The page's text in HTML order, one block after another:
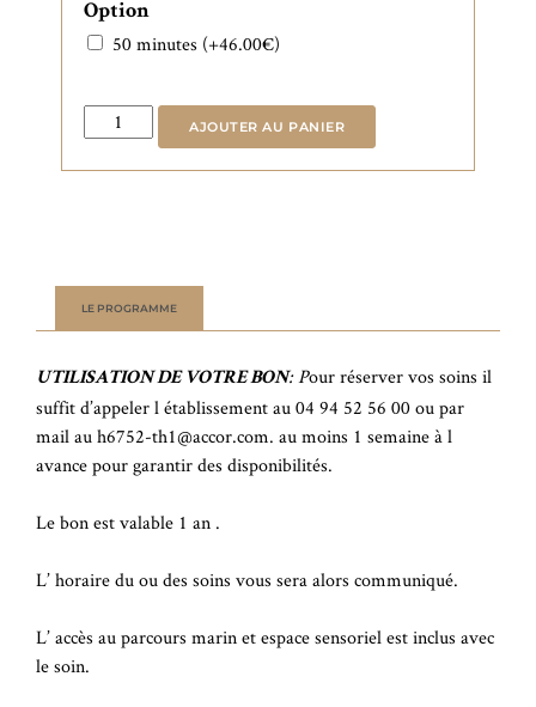
Option
50 minutes (+46.00€)
quantité
de
Modelage
de
AJOUTER AU PANIER
LE PROGRAMME
UTILISATION DE VOTRE BON: Pour réserver vos soins il
suffit d’appeler l établissement au 04 94 52 56 00 ou par
mail au h6752-th1@accor.com. au moins 1 semaine à l
avance pour garantir des disponibilités.
Le bon est valable 1 an .
L’ horaire du ou des soins vous sera alors communiqué.
L’ accès au parcours marin et espace sensoriel est inclus avec
le soin.